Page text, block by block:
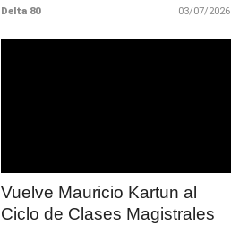
Delta 80 03/07/2026
Vuelve Mauricio Kartun al
Ciclo de Clases Magistrales